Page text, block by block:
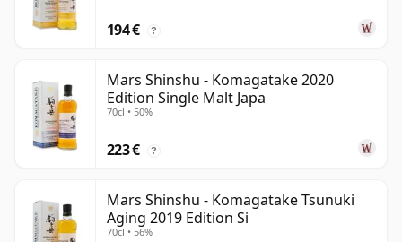
194 € ?
Mars Shinshu - Komagatake 2020
Edition Single Malt Japa
70cl • 50%
223 € ?
Mars Shinshu - Komagatake Tsunuki
Aging 2019 Edition Si
70cl • 56%